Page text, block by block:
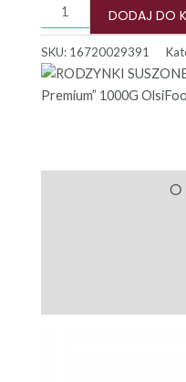
RODZYNKI
SUSZONE
JUMBO
GOLDEN
"Jakość
DODAJ DO
SKU: 16720029391